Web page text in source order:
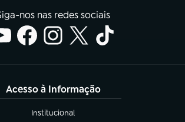
nos nas redes sociais
Acesso à Informação
Institucional
(abre em nova aba)